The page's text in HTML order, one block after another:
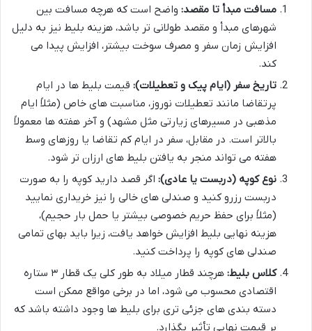
مسافت مبدأ تا مقصد: واضح است که هرچه مسافت بین
شهرهای مبدأ و مقصد طولانی تر باشد، هزینه بلیط نیز به دلیل
افزایش زمان سفر و مصرف سوخت بیشتر، افزایش پیدا می
کند.
تاریخ سفر (ایام پیک و تعطیلات): قیمت بلیط ها در ایام
پرتقاضا مانند تعطیلات نوروز، مناسبت های خاص (مثلاً ایام
مذهبی در مسیرهای زیارتی مثل مشهد) و آخر هفته ها معمولاً
بالاتر است. در مقابل، سفر در ایام کم تقاضا یا روزهای وسط
هفته می تواند منجر به یافتن بلیط های ارزان تر شود.
نوع کوپه (دربست یا عادی): اگر قصد دارید کوپه را به صورت
دربست رزرو کنید و صندلی های خالی را نیز خریداری نمایید
(مثلاً برای حفظ حریم خصوصی بیشتر یا حمل بار حجیم)،
هزینه نهایی بلیط افزایش خواهد یافت، زیرا باید بهای تمامی
صندلی های کوپه را پرداخت کنید.
کلاس بلیط:
هرچند قطار میلاد به طور کلی یک قطار ۳ ستاره
اقتصادی محسوب می شود، اما در برخی مواقع ممکن است
دسته بندی های جزئی تری برای بلیط ها وجود داشته باشد که
بر قیمت نهایی تأثیر بگذارد.